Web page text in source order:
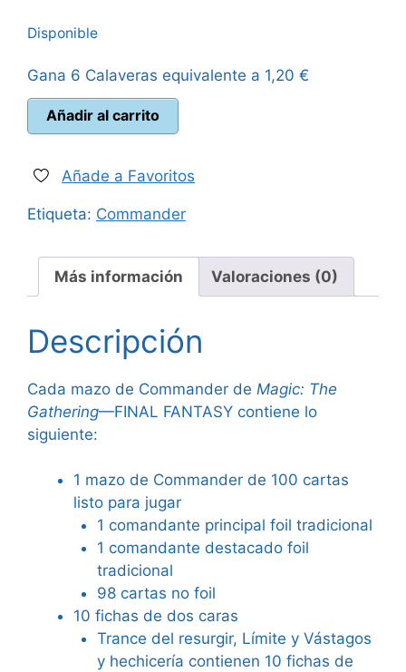
Disponible
Gana 6 Calaveras equivalente a 1,20 €
Magic
The
Final
–
(Trance
Español
cantidad
Añadir al carrito
Añade a Favoritos
Etiqueta: Commander
Más información Valoraciones (0)
Descripción
Cada mazo de Commander de Magic: The
Gathering—FINAL FANTASY contiene lo
siguiente:
1 mazo de Commander de 100 cartas
listo para jugar
1 comandante principal foil tradicional
1 comandante destacado foil
tradicional
98 cartas no foil
10 fichas de dos caras
Trance del resurgir, Límite y Vástagos
y hechicería contienen 10 fichas de